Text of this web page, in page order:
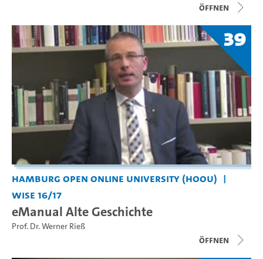
Öffnen
39
Hamburg Open Online University (HOOU)
WiSe 16/17
eManual Alte Geschichte
Prof. Dr. Werner Rieß
Öffnen